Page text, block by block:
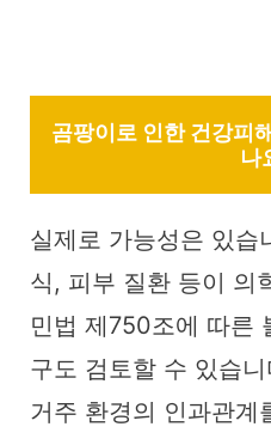
곰팡이로 인한 건강피
나
실제로 가능성은 있습
식, 피부 질환 등이 의
민법 제750조에 따른
구도 검토할 수 있습
거주 환경의 인과관계